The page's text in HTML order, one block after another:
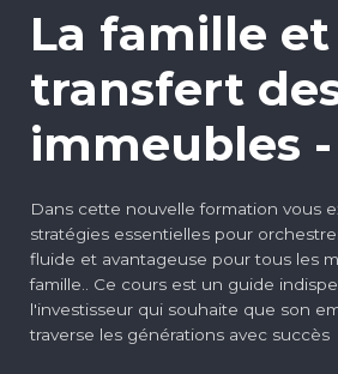
La famille
transfert
immeubles -
Dans cette nouvelle formation vous
stratégies essentielles pour
fluide et avantageuse pour tous les
famille.. Ce cours est un guide
l'investisseur qui souhaite que son
traverse les générations avec succès